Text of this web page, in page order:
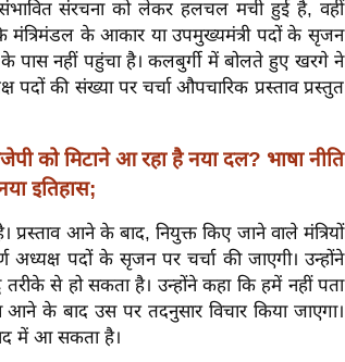
संभावित संरचना को लेकर हलचल मची हुई है, वहीं
मंत्रिमंडल के आकार या उपमुख्यमंत्री पदों के सृजन
पास नहीं पहुंचा है। कलबुर्गी में बोलते हुए खरगे ने
पदों की संख्या पर चर्चा औपचारिक प्रस्ताव प्रस्तुत
को मिटाने आ रहा है नया दल? भाषा नीति
इतिहास;
आने के बाद, नियुक्त किए जाने वाले मंत्रियों
अध्यक्ष पदों के सृजन पर चर्चा की जाएगी। उन्होंने
से हो सकता है। उन्होंने कहा कि हमें नहीं पता
आने के बाद उस पर तदनुसार विचार किया जाएगा।
में आ सकता है।